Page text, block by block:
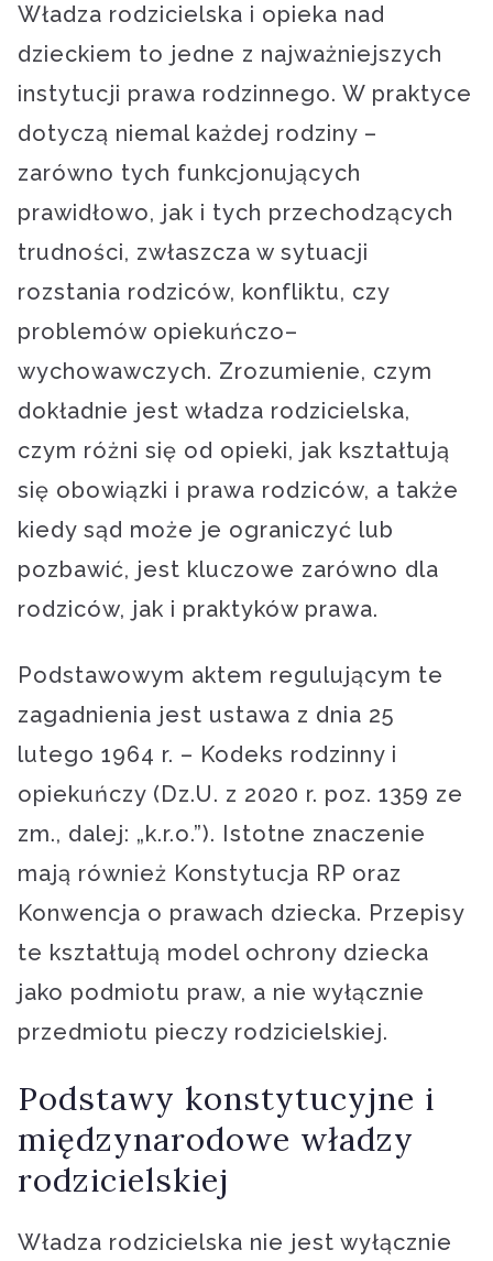
Władza rodzicielska i opieka nad
dzieckiem to jedne z najważniejszych
instytucji prawa rodzinnego. W praktyce
dotyczą niemal każdej rodziny –
zarówno tych funkcjonujących
prawidłowo, jak i tych przechodzących
trudności, zwłaszcza w sytuacji
rozstania rodziców, konfliktu, czy
problemów opiekuńczo–
wychowawczych. Zrozumienie, czym
dokładnie jest władza rodzicielska,
czym różni się od opieki, jak kształtują
się obowiązki i prawa rodziców, a także
kiedy sąd może je ograniczyć lub
pozbawić, jest kluczowe zarówno dla
rodziców, jak i praktyków prawa.
Podstawowym aktem regulującym te
zagadnienia jest ustawa z dnia 25
lutego 1964 r. – Kodeks rodzinny i
opiekuńczy (Dz.U. z 2020 r. poz. 1359 ze
zm., dalej: „k.r.o.”). Istotne znaczenie
mają również Konstytucja RP oraz
Konwencja o prawach dziecka. Przepisy
te kształtują model ochrony dziecka
jako podmiotu praw, a nie wyłącznie
przedmiotu pieczy rodzicielskiej.
Podstawy konstytucyjne i
międzynarodowe władzy
rodzicielskiej
Władza rodzicielska nie jest wyłącznie